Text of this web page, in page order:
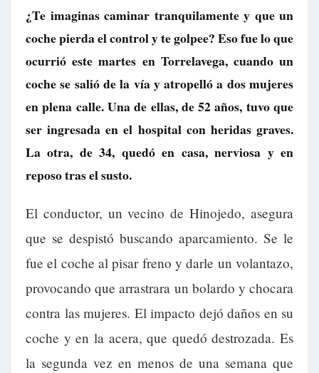
¿Te imaginas caminar tranquilamente y que un
coche pierda el control y te golpee? Eso fue lo que
ocurrió este martes en Torrelavega, cuando un
coche se salió de la vía y atropelló a dos mujeres
en plena calle. Una de ellas, de 52 años, tuvo que
ser ingresada en el hospital con heridas graves.
La otra, de 34, quedó en casa, nerviosa y en
reposo tras el susto.
El conductor, un vecino de Hinojedo, asegura
que se despistó buscando aparcamiento. Se le
fue el coche al pisar freno y darle un volantazo,
provocando que arrastrara un bolardo y chocara
contra las mujeres. El impacto dejó daños en su
coche y en la acera, que quedó destrozada. Es
la segunda vez en menos de una semana que